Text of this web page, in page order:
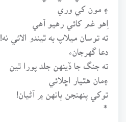
۽ مون کي وري
اِهو غم کائي رهيو آهي
ته توسان ميلاپ به ٿيندو الائي نه!
دعا گهرجانء
ته جنگ جا ڏينهن جلد پورا ٿين
۽مان هٿيار اڇلائي
توکي پنهنجن ٻانهن ۾ آڻيان!
*